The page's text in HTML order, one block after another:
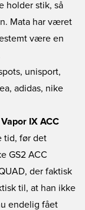
holder stik, så
Mata har været
være en
IX ACC
tid, før det
GS2 ACC
der faktisk
til, at han ikke
endelig fået